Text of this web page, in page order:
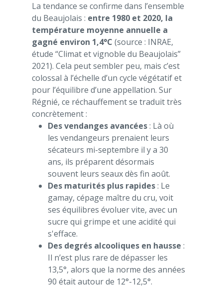
La tendance se confirme dans l’ensemble
du Beaujolais : entre 1980 et 2020, la
température moyenne annuelle a
gagné environ 1,4°C (source : INRAE,
étude “Climat et vignoble du Beaujolais”
2021). Cela peut sembler peu, mais c’est
colossal à l’échelle d’un cycle végétatif et
pour l’équilibre d’une appellation. Sur
Régnié, ce réchauffement se traduit très
concrètement :
Des vendanges avancées: Là où
les vendangeurs prenaient leurs
sécateurs mi-septembre il y a 30
ans, ils préparent désormais
souvent leurs seaux dès fin août.
Des maturités plus rapides: Le
gamay, cépage maître du cru, voit
ses équilibres évoluer vite, avec un
sucre qui grimpe et une acidité qui
s'efface.
Des degrés alcooliques en hausse :
Il n’est plus rare de dépasser les
13,5°, alors que la norme des années
90 était autour de 12°-12,5°.